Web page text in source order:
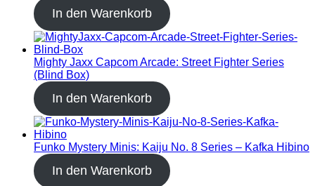
In den Warenkorb
Mighty Jaxx Capcom Arcade: Street Fighter Series
(Blind Box)
In den Warenkorb
Funko Mystery Minis: Kaiju No. 8 Series – Kafka Hibino
In den Warenkorb